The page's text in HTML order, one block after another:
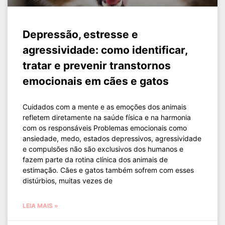
Depressão, estresse e
agressividade: como identificar,
tratar e prevenir transtornos
emocionais em cães e gatos
Cuidados com a mente e as emoções dos animais
refletem diretamente na saúde física e na harmonia
com os responsáveis Problemas emocionais como
ansiedade, medo, estados depressivos, agressividade
e compulsões não são exclusivos dos humanos e
fazem parte da rotina clínica dos animais de
estimação. Cães e gatos também sofrem com esses
distúrbios, muitas vezes de
LEIA MAIS »